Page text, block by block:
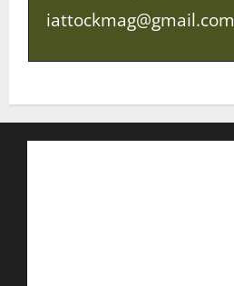
iattockmag@gmail.com